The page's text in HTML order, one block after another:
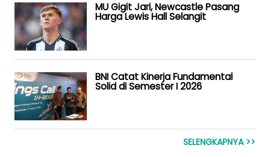
MU Gigit Jari, Newcastle Pasang
Harga Lewis Hall Selangit
BNI Catat Kinerja Fundamental
Solid di Semester I 2026
SELENGKAPNYA >>